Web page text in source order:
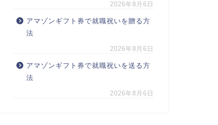
2026年8月6日
アマゾンギフト券で就職祝いを贈る方
法
2026年8月6日
アマゾンギフト券で就職祝いを送る方
法
2026年8月6日